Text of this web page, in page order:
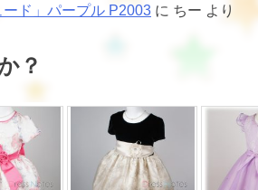
ド」パープル P2003 に ちー より
？